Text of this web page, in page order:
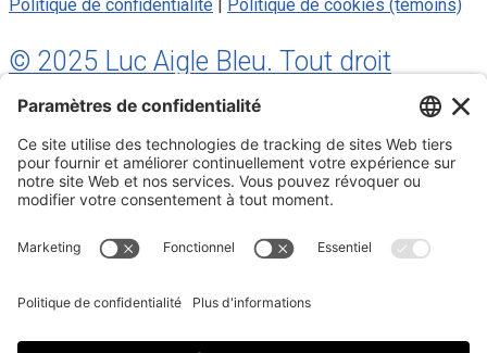
Politique de confidentialité Politique de cookies (témoins)
© 2025 Luc Aigle Bleu. Tout droit
réservé.
S'inscrire à mon Infolettre